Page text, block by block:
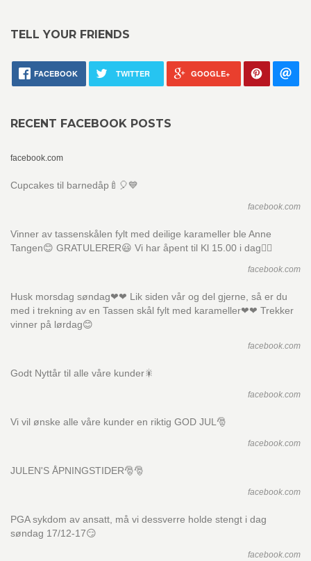
TELL YOUR FRIENDS
FACEBOOK TWITTER GOOGLE+
RECENT FACEBOOK POSTS
facebook.com
Cupcakes til barnedåp🍼🎈💙
facebook.com
Vinner av tassenskålen fylt med deilige karameller ble Anne
Tangen😊 GRATULERER😃 Vi har åpent til Kl 15.00 i dag👍🏼
facebook.com
Husk morsdag søndag❤❤ Lik siden vår og del gjerne, så er du
med i trekning av en Tassen skål fylt med karameller❤❤ Trekker
vinner på lørdag😊
facebook.com
Godt Nyttår til alle våre kunder🎇
facebook.com
Vi vil ønske alle våre kunder en riktig GOD JUL🎅
facebook.com
JULEN'S ÅPNINGSTIDER🎅🎅
facebook.com
PGA sykdom av ansatt, må vi dessverre holde stengt i dag
søndag 17/12-17😏
facebook.com